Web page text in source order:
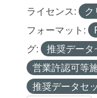
ライセンス:
フォーマット:
グ:
推奨データ
営業許認可等
推奨データセ